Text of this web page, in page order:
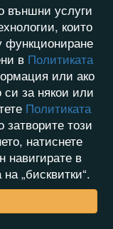
външни услуги
които
функциониране
в Политиката
или ако
си за някои или
Политиката
затворите този
натиснете
навигирате в
„бисквитки“.